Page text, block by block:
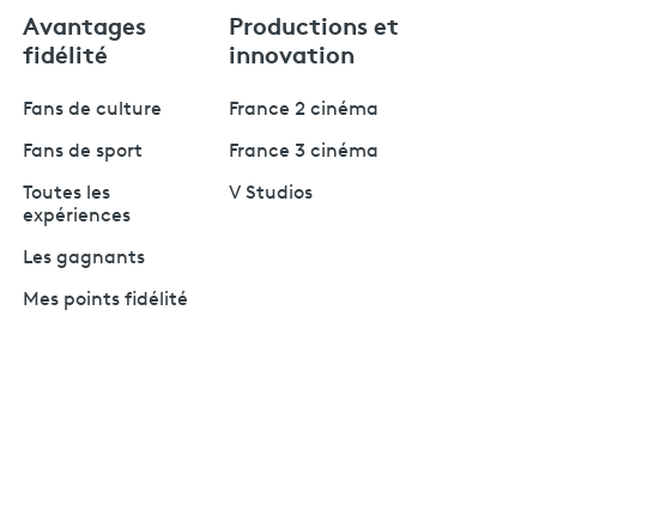
Avantages
fidélité
Fans de culture
Fans de sport
Toutes les
expériences
Les gagnants
Mes points fidélité
Productions et
innovation
France 2 cinéma
France 3 cinéma
V Studios